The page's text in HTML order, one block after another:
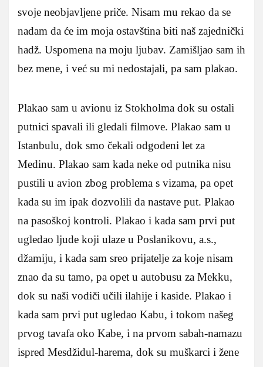
svoje neobjavljene priče. Nisam mu rekao da se
nadam da će im moja ostavština biti naš zajednički
hadž. Uspomena na moju ljubav. Zamišljao sam ih
bez mene, i već su mi nedostajali, pa sam plakao.
Plakao sam u avionu iz Stokholma dok su ostali
putnici spavali ili gledali filmove. Plakao sam u
Istanbulu, dok smo čekali odgođeni let za
Medinu. Plakao sam kada neke od putnika nisu
pustili u avion zbog problema s vizama, pa opet
kada su im ipak dozvolili da nastave put. Plakao
na pasoškoj kontroli. Plakao i kada sam prvi put
ugledao ljude koji ulaze u Poslanikovu, a.s.,
džamiju, i kada sam sreo prijatelje za koje nisam
znao da su tamo, pa opet u autobusu za Mekku,
dok su naši vodiči učili ilahije i kaside. Plakao i
kada sam prvi put ugledao Kabu, i tokom našeg
prvog tavafa oko Kabe, i na prvom sabah-namazu
ispred Mesdžidul-harema, dok su muškarci i žene